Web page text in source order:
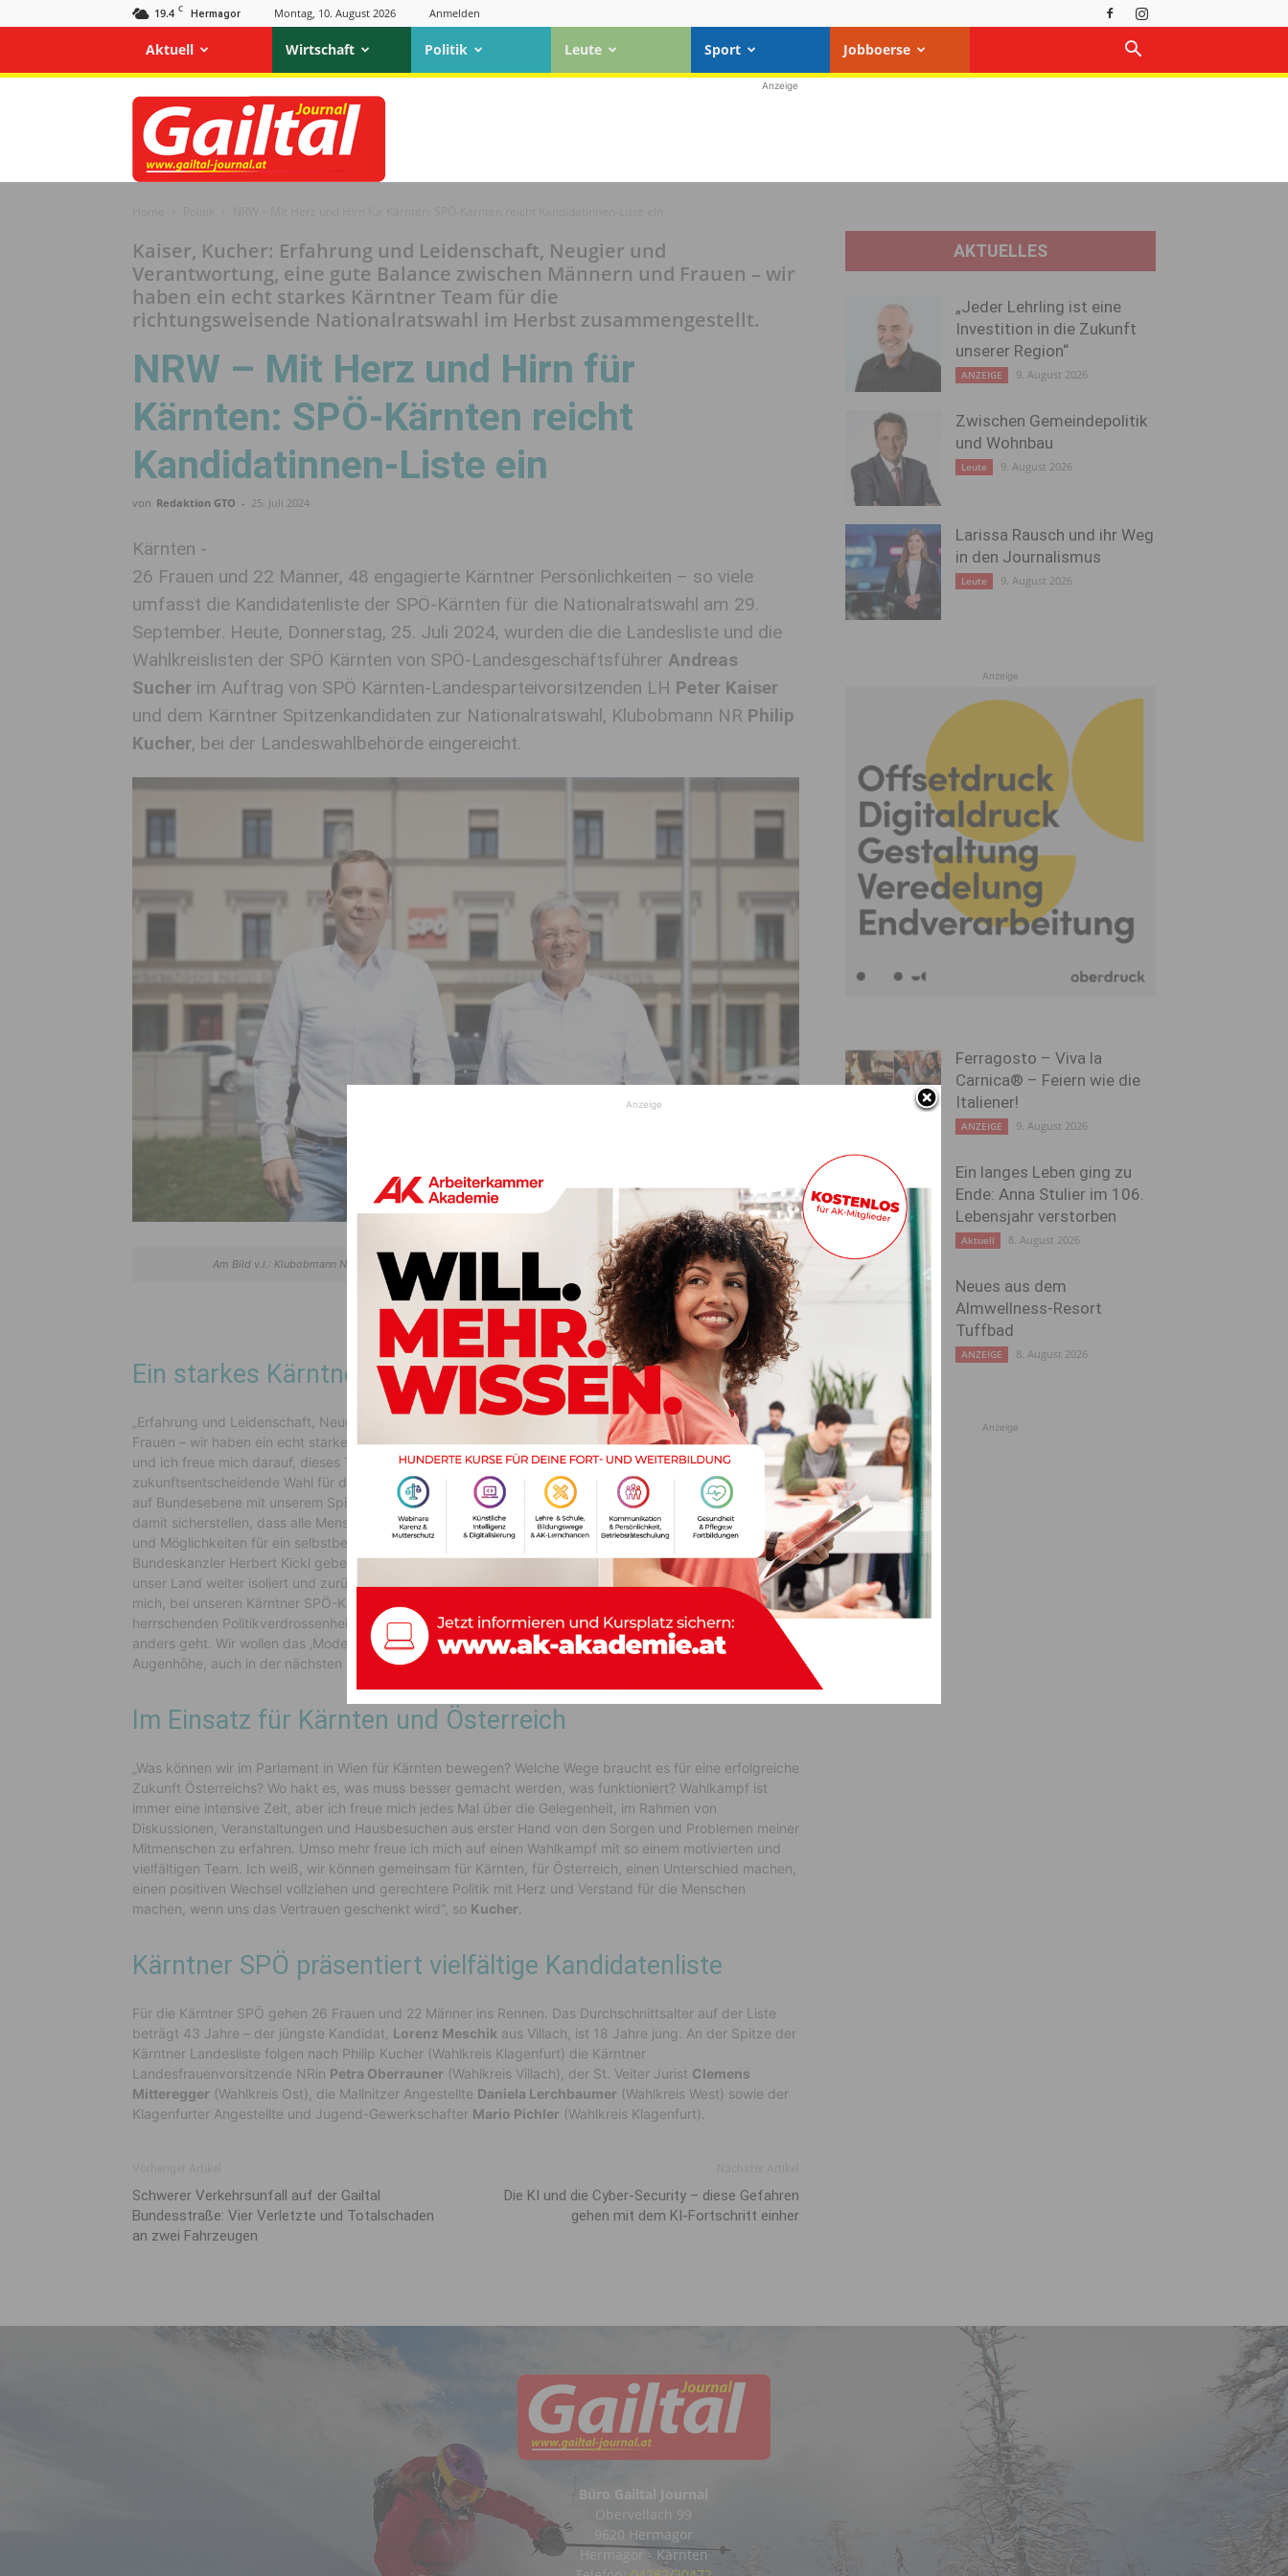
19.4 C Hermagor Montag, 10. August 2026 Anmelden
Aktuell Wirtschaft Politik Leute Sport Jobboerse
Gailtal
Journal
Anzeige
Kaiser, Kucher: Erfahrung und Leidenschaft, Neugier und
Verantwortung, eine gute Balance zwischen Männern und Frauen – wir
haben ein echt starkes Kärntner Team für die
richtungsweisende Nationalratswahl im Herbst zusammengestellt.
NRW – Mit Herz und Hirn für
Kärnten: SPÖ-Kärnten reicht
Kandidatinnen-Liste ein
von Redaktion GTO - 25. Juli 2024
Kärnten -
26 Frauen und 22 Männer, 48 engagierte Kärntner Persönlichkeiten – so viele
umfasst die Kandidatenliste der SPÖ-Kärnten für die Nationalratswahl am 29.
September. Heute, Donnerstag, 25. Juli 2024, wurden die die Landesliste und die
Wahlkreislisten der SPÖ Kärnten von SPÖ-Landesgeschäftsführer Andreas
Sucher im Auftrag von SPÖ Kärnten-Landesparteivorsitzenden LH Peter Kaiser
und dem Kärntner Spitzenkandidaten zur Nationalratswahl, Klubobmann NR Philip
Kucher, bei der Landeswahlbehörde eingereicht.
Am Bild v.l.: Klubobmann NR Philip Kucher und SPÖ Kärnten-Landesparteivorsitzenden LH Peter Kaiser
© SPÖ Kärnten/EVMEDIA
Ein starkes Kärntner Team für die Nationalratswahl
„Erfahrung und Leidenschaft, Neugier und Verantwortung, eine gute Balance zwischen Männern und
Frauen – wir haben ein echt starkes Kärntner Team für die Nationalratswahl im Herbst zusammengestellt
und ich freue mich darauf, dieses Team in Aktion zu sehen. Es ist eine wichtige, richtungsweisende und
zukunftsentscheidende Wahl für die Menschen in Kärnten und Österreich. Es geht darum, ob wir die SPÖ
auf Bundesebene mit unserem Spitzenkandidaten
Andi Babler
in Regierungsverantwortung bringen und
damit sicherstellen, dass alle Menschen in Österreich, vor allem alle unsere Kinder die gleichen Chancen
und Möglichkeiten für ein selbstbestimmtes und erfülltes Leben erhalten, oder ob es einen FPÖ-
Bundeskanzler Herbert Kickl geben wird, der Österreich und seine Bevölkerung weiter isoliert und uns und
unser Land weiter isoliert und zurück in eine dunkle politische Vergangenheit führt. Umso mehr freut es
mich, bei unseren Kärntner SPÖ-Kandidatinnen und Kandidaten den unbedingten Willen zu sehen, mit der
herrschenden Politikverdrossenheit zu brechen und ein sichtbares Zeichen zu setzen, dass Politik auch
anders geht. Wir wollen das ‚Modell Kärnten‘, nämlich konstruktive und respektvolle Zusammenarbeit auf
Augenhöhe, auch in der nächsten Bundesregierung sehen“, so
Im Einsatz für Kärnten und Österreich
„Was können wir im Parlament in Wien für Kärnten bewegen? Welche Wege braucht es für eine erfolgreiche
Zukunft Österreichs? Wo hakt es, was muss besser gemacht werden, was funktioniert? Wahlkampf ist
immer eine intensive Zeit, aber ich freue mich jedes Mal über die Gelegenheit, im Rahmen von
Diskussionen, Veranstaltungen und Hausbesuchen aus erster Hand von den Sorgen und Problemen meiner
Mitmenschen zu erfahren. Umso mehr freue ich mich auf einen Wahlkampf mit so einem motivierten und
vielfältigen Team. Ich weiß, wir können gemeinsam für Kärnten, für Österreich, einen Unterschied machen,
einen positiven Wechsel vollziehen und gerechtere Politik mit Herz und Verstand für die Menschen
machen, wenn uns das Vertrauen geschenkt wird“, so Kucher
Kärntner SPÖ präsentiert vielfältige Kandidatenliste
Für die Kärntner SPÖ gehen 26 Frauen und 22 Männer ins Rennen. Das Durchschnittsalter auf der Liste
beträgt 43 Jahre – der jüngste Kandidat, Lorenz Meschik aus Villach, ist 18 Jahre jung. An der Spitze der
Kärntner Landesliste folgen nach Philip Kucher (Wahlkreis Klagenfurt) die Kärntner
Landesfrauenvorsitzende NRin Petra Oberrauner (Wahlkreis Villach), der St. Veiter Jurist Clemens
Mitteregger (Wahlkreis Ost), die Mallnitzer Angestellte Daniela Lerchbaumer (Wahlkreis West) sowie der
Klagenfurter Angestellte und Jugend-Gewerkschafter Mario Pichler (Wahlkreis Klagenfurt).
Schwerer Verkehrsunfall auf der Gailtal
Bundesstraße: Vier Verletzte und Totalschaden
an zwei Fahrzeugen
Die KI und die Cyber-Security – diese Gefahren
gehen mit dem KI-Fortschritt einher
AKTUELLES
„Jeder Lehrling ist eine
Investition in die Zukunft
unserer Region“
ANZEIGE 9. August 2026
Zwischen Gemeindepolitik
und Wohnbau
Leute 9. August 2026
Larissa Rausch und ihr Weg
in den Journalismus
Leute 9. August 2026
Anzeige
Ferragosto – Viva la
Carnica® – Feiern wie die
Italiener!
ANZEIGE 9. August 2026
Ein langes Leben ging zu
Ende: Anna Stulier im 106.
Lebensjahr verstorben
Aktuell 8. August 2026
Neues aus dem
Almwellness-Resort
Tuffbad
ANZEIGE 8. August 2026
Anzeige
Büro Gailtal Journal
Obervellach 99
9620 Hermagor
Hermagor - Kärnten
Anzeige